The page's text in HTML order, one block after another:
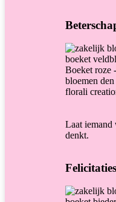
Laat iemand
denkt.
Felicitaties